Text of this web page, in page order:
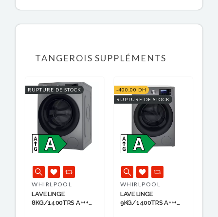
TANGEROIS SUPPLÉMENTS
RUPTURE DE STOCK
WHIRLPOOL
LAVE LINGE
8KG/1400TRS A+++
-400,00 DH
RUPTURE DE STOCK
WHIRLPOOL
LAVE LINGE
9KG/1400TRS A+++